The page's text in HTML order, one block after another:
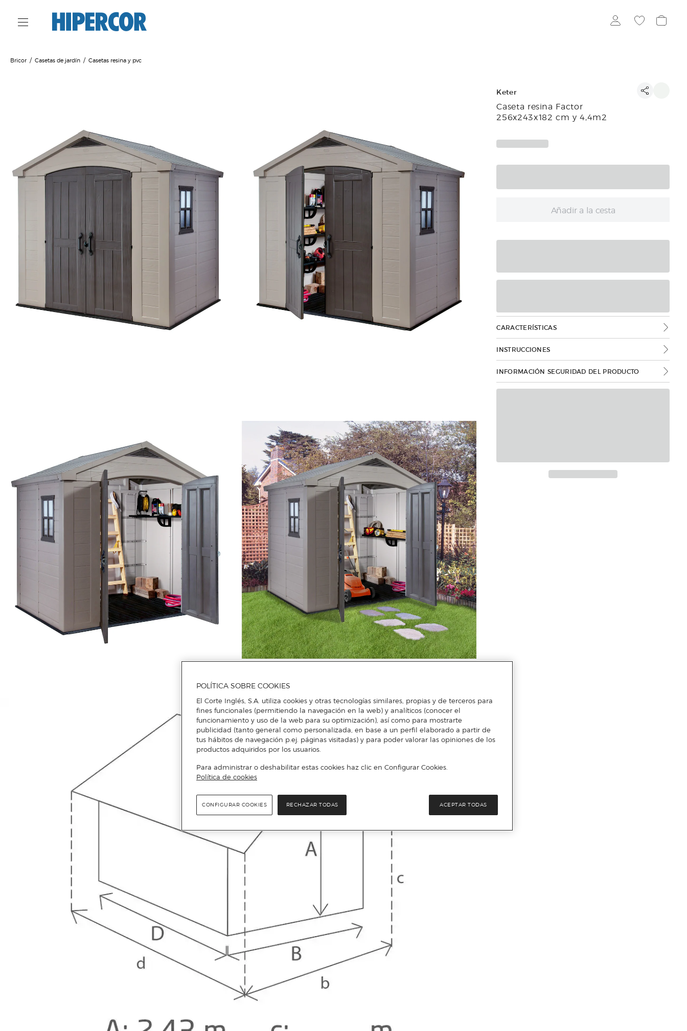
Bricor Casetas de jardín Casetas resina y pvc
Keter
Caseta resina Factor
256x243x182 cm y 4,4m2
Añadir a la cesta
CARACTERÍSTICAS
INSTRUCCIONES
INFORMACIÓN SEGURIDAD DEL PRODUCTO
POLÍTICA SOBRE COOKIES
El Corte Inglés, S.A. utiliza cookies y otras tecnologías similares, propias y de terceros para
fines funcionales (permitiendo la navegación en la web) y analíticos (conocer el
funcionamiento y uso de la web para su optimización), así como para mostrarte
publicidad (tanto general como personalizada, en base a un perfil elaborado a partir de
tus hábitos de navegación p.ej. páginas visitadas) y para poder valorar las opiniones de los
productos adquiridos por los usuarios.
Para administrar o deshabilitar estas cookies haz clic en Configurar Cookies.
Política de cookies
RECHAZAR TODAS ACEPTAR TODAS
CONFIGURAR COOKIES